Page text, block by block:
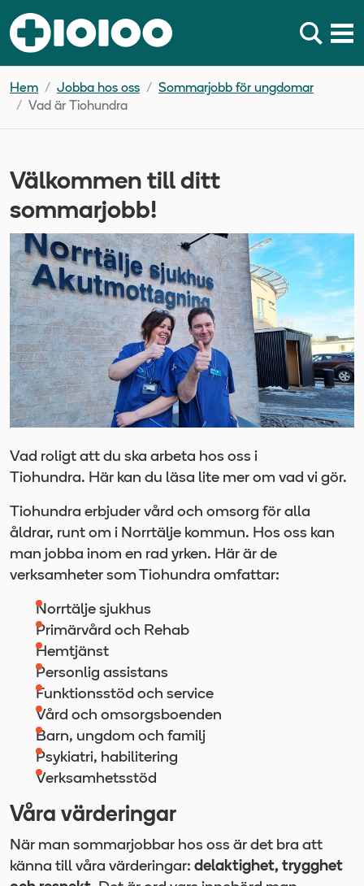
Hem Jobba hos oss
Sommarjobb för ungdomar
Vad är Tiohundra
Välkommen till ditt
sommarjobb!
Vad roligt att du ska arbeta hos oss i
Tiohundra. Här kan du läsa lite mer om vad vi gör.
Tiohundra erbjuder vård och omsorg för alla
åldrar, runt om i Norrtälje kommun. Hos oss kan
man jobba inom en rad yrken. Här är de
verksamheter som Tiohundra omfattar:
Norrtälje sjukhus
Primärvård och Rehab
Hemtjänst
Personlig assistans
Funktionsstöd och service
Vård och omsorgsboenden
Barn, ungdom och familj
Psykiatri, habilitering
Verksamhetsstöd
Våra värderingar
När man sommarjobbar hos oss är det bra att
känna till våra värderingar: delaktighet, trygghet